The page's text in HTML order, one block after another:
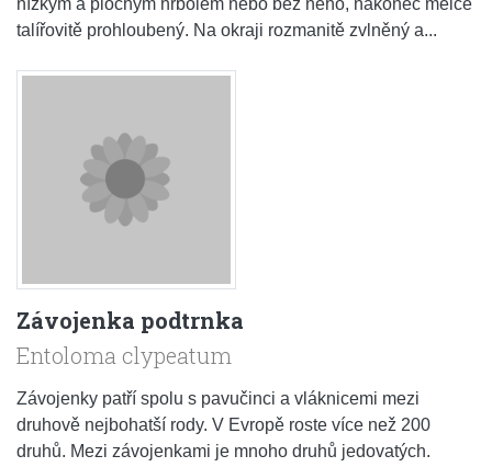
nízkým a plochým hrbolem nebo bez něho, nakonec mělce
talířovitě prohloubený. Na okraji rozmanitě zvlněný a...
Závojenka podtrnka
Entoloma clypeatum
Závojenky patří spolu s pavučinci a vláknicemi mezi
druhově nejbohatší rody. V Evropě roste více než 200
druhů. Mezi závojenkami je mnoho druhů jedovatých.